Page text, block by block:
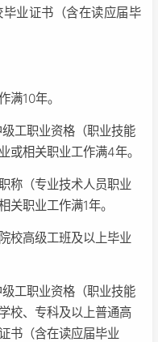
业证书（含在读应届毕
满10年。
工职业资格（职业技能
或相关职业工作满4年。
称（专业技术人员职业
关职业工作满1年。
校高级工班及以上毕业
工职业资格（职业技能
校、专科及以上普通高
书（含在读应届毕业